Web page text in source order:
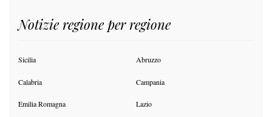
Notizie regione per regione
Sicilia Abruzzo
Calabria Campania
Emilia Romagna Lazio